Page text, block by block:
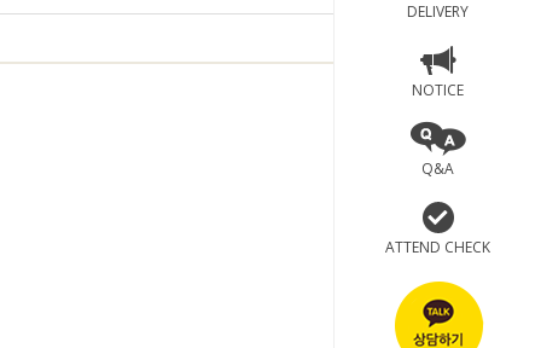
DELIVERY
NOTICE
Q&A
ATTEND CHECK